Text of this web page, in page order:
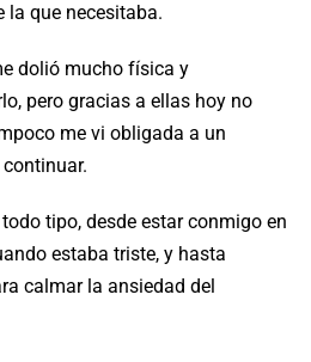
la que necesitaba.
dolió mucho física y
pero gracias a ellas hoy no
me vi obligada a un
tipo, desde estar conmigo en
estaba triste, y hasta
calmar la ansiedad del